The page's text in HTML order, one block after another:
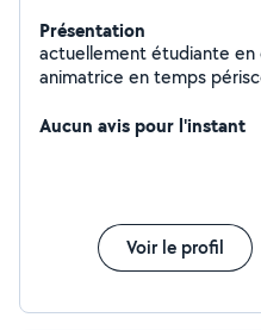
Présentation
actuellement étudiante en
animatrice en temps
des cours particuliers mais
Aucun avis pour l'instant
Voir le profil